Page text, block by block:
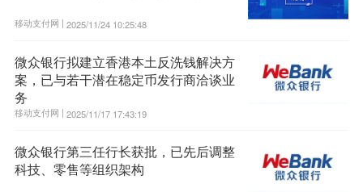
移动支付网 | 2025/11/24 10:25:48
微众银行拟建立香港本土反洗钱解决方
案，已与若干潜在稳定币发行商洽谈业
务
移动支付网 | 2025/11/17 17:43:19
微众银行第三任行长获批，已先后调整
科技、零售等组织架构